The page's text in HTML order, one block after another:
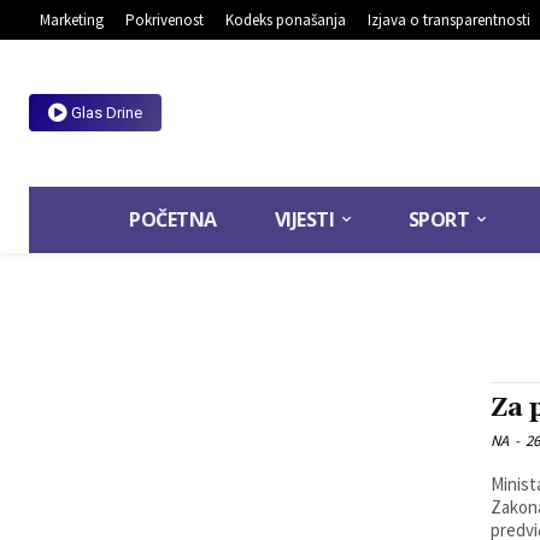
Marketing Pokrivenost Kodeks ponašanja Izjava o transparentnosti
Glas Drine
POČETNA VIJESTI SPORT
Za
NA -